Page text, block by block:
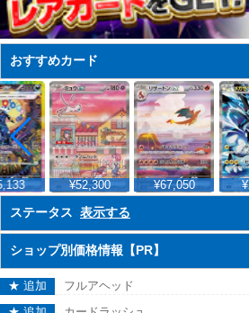
おすすめカード
¥52,300 ¥67,050
ステータス 表示する
ショップ別価格情報【PR】
★ 追加 フルアヘッド